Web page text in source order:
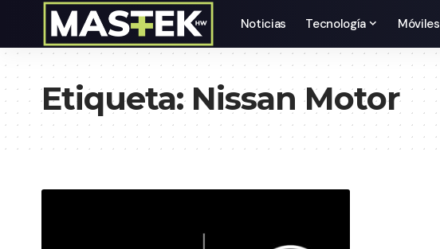
Noticias Tecnología Móviles
Etiqueta: Nissan Motor